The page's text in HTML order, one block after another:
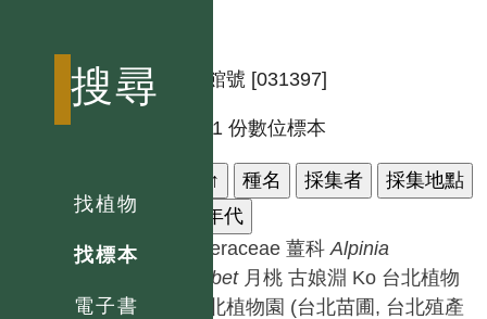
搜尋
找植物
找標本
電子書
標本館號 [031397]
共有 1 份數位標本
↑ 種名 採集者
採集地點
採集年代
Zingiberaceae 薑科 Alpinia
zerumbet 月桃 古娘淵 Ko 台北植物
園, 台北植物園 (台北苗圃, 台北殖產